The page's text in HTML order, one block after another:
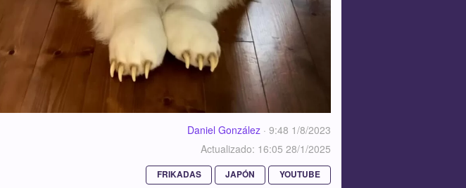
Daniel González · 9:48 1/8/2023
Actualizado: 16:05 28/1/2025
FRIKADAS JAPÓN YOUTUBE